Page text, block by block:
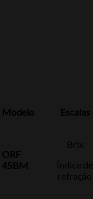
Modelo Escalas
ORF
45BM
Brix
Índice de
refração